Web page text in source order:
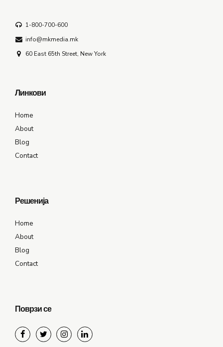
1-800-700-600
info@mkmedia.mk
60 East 65th Street, New York
Линкови
Home
About
Blog
Contact
Решенија
Home
About
Blog
Contact
Поврзи се